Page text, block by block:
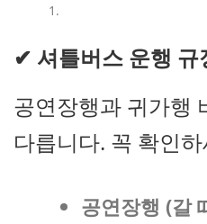
✔ 셔틀버스 운행 규
공연장행과 귀가행
다릅니다. 꼭 확인
공연장행 (갈